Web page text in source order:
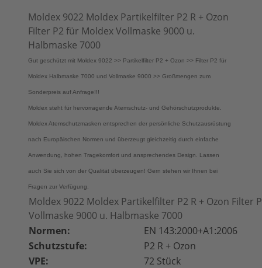
Moldex 9022 Moldex Partikelfilter P2 R + Ozon
Filter P2 für Moldex Vollmaske 9000 u.
Halbmaske 7000
Gut geschützt mit Moldex 9022 >> Partikelfilter P2 + Ozon >> Filter P2 für
Moldex Halbmaske 7000 und Vollmaske 9000 >> Großmengen zum
Sonderpreis auf Anfrage!!!
Moldex steht für hervorragende Atemschutz- und Gehörschutzprodukte.
Moldex Atemschutzmasken entsprechen der persönliche Schutzausrüstung
nach Europäischen Normen und überzeugt gleichzeitig durch einfache
Anwendung, hohen Tragekomfort und ansprechendes Design. Lassen
auch Sie sich von der Qualität überzeugen! Gern stehen wir Ihnen bei
Fragen zur Verfügung.
Moldex 9022 Moldex Partikelfilter P2 R + Ozon Filter
Vollmaske 9000 u. Halbmaske 7000
Normen:
EN 143:2000+A1:2006
Schutzstufe:
P2 R + Ozon
VPE:
72 Stück